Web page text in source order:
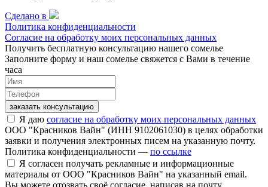
Сделано в
Политика конфиденциальности
Согласие на обработку моих персональных данных
Получить бесплатную консультацию нашего сомелье
Заполните форму и наш сомелье свяжется с Вами в течение
часа
заказать консультацию
Я даю согласие на обработку моих персональных данных
ООО "Красников Вайн" (ИНН 9102061030) в целях обработки
заявки и получения электронных писем на указанную почту.
Политика конфиденциальности — по ссылке
Я согласен получать рекламные и информационные
материалы от ООО "Красников Вайн" на указанный email.
Вы можете отозвать своё согласие, написав на почту